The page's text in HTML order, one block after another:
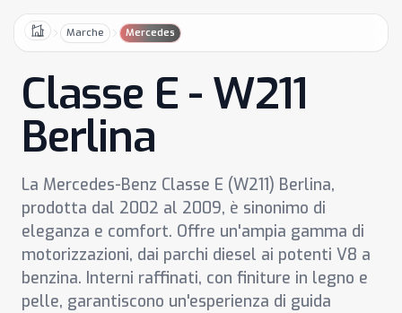
HomeMarche Mercedes
Classe E - W211
Berlina
La Mercedes-Benz Classe E (W211) Berlina,
prodotta dal 2002 al 2009, è sinonimo di
eleganza e comfort. Offre un'ampia gamma di
motorizzazioni, dai parchi diesel ai potenti V8 a
benzina. Interni raffinati, con finiture in legno e
pelle, garantiscono un'esperienza di guida